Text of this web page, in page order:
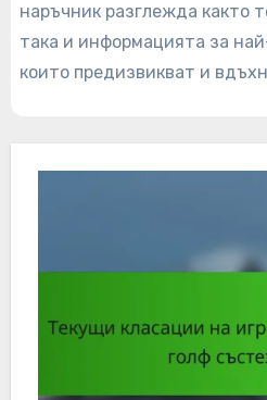
наръчник разглежда както
така и информацията за
които предизвикват и